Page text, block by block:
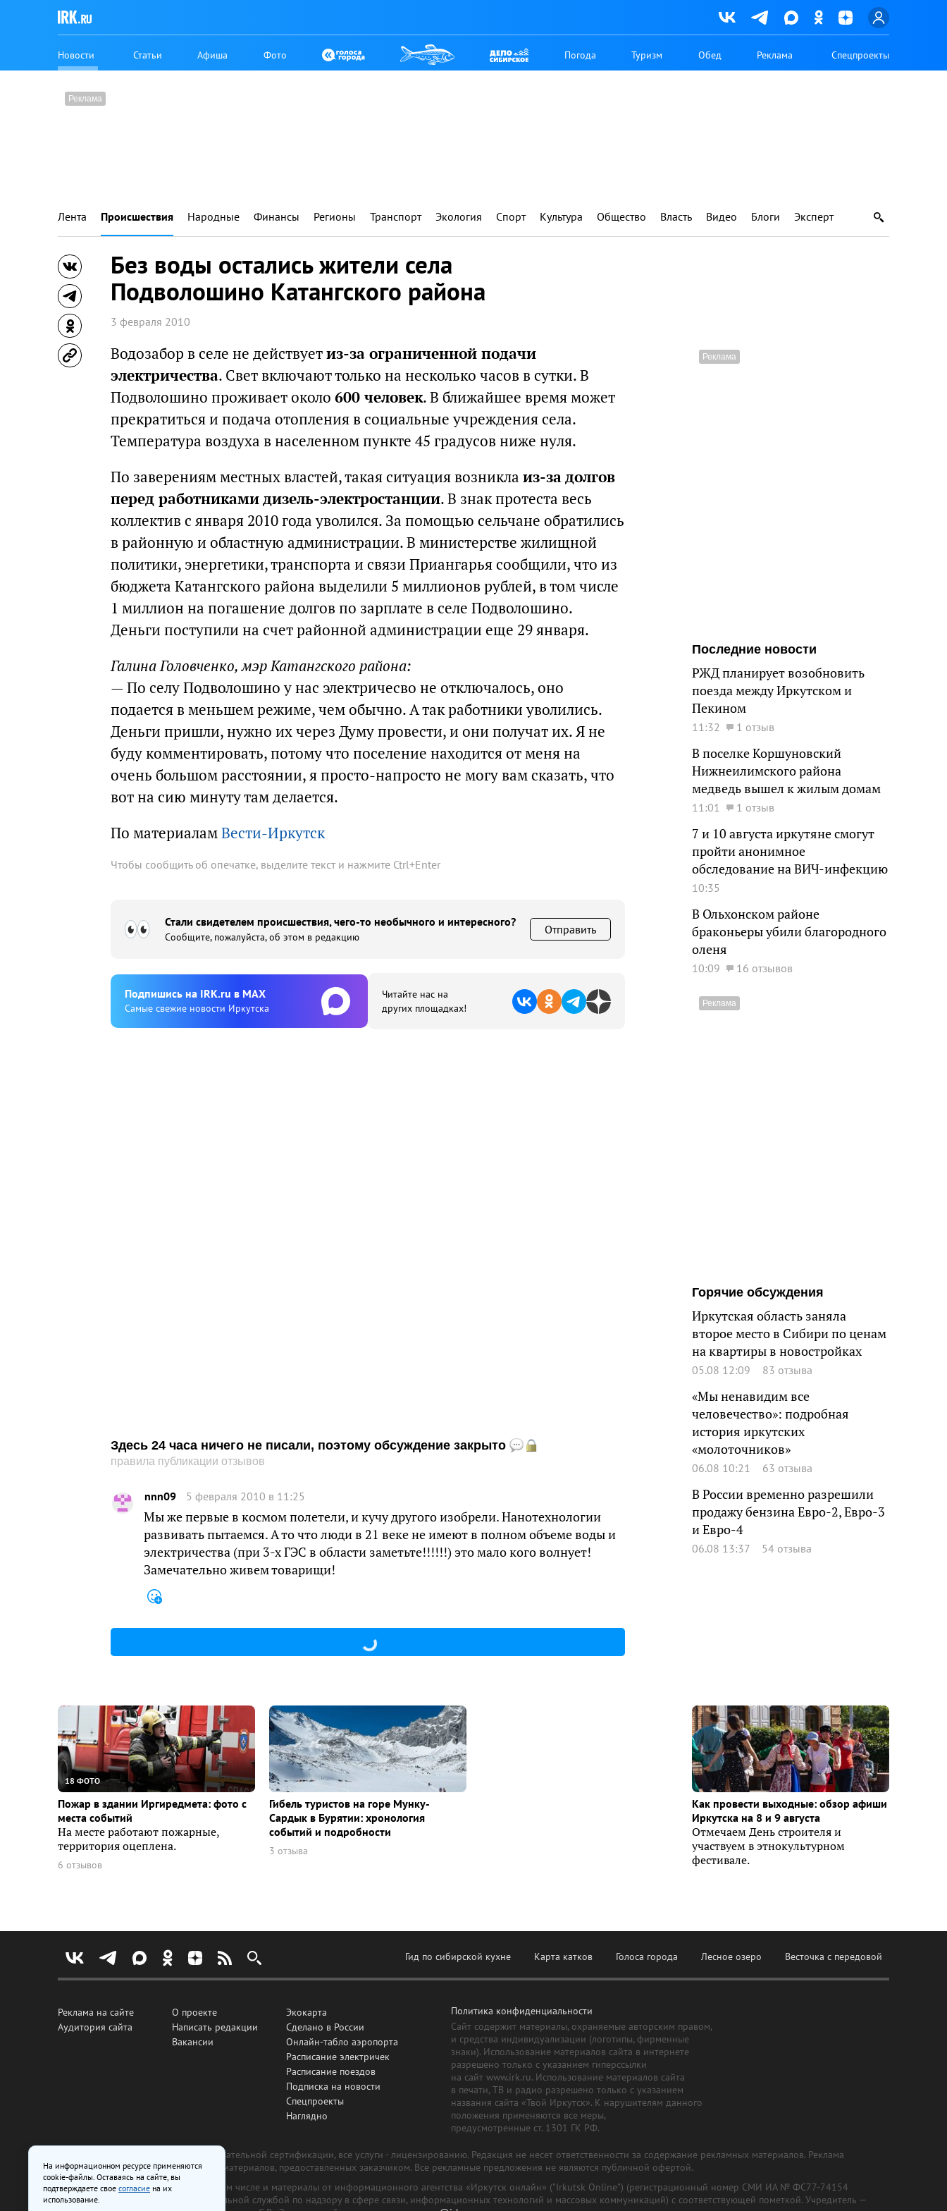
Новости Статьи Афиша Фото Погода Туризм Обед Реклама Спецпроекты
Лента Происшествия Народные Финансы Регионы Транспорт Экология Спорт Культура Общество Власть Видео Блоги Эксперт
Без воды остались жители села
Подволошино Катангского района
3 февраля 2010
Водозабор в селе не действуетиз-за ограниченной подачи
электричества. Свет включают только на несколько часов в сутки. В
Подволошино проживает около 600 человек. В ближайшее время может
прекратиться и подача отопления в социальные учреждения села.
Температура воздуха в населенном пункте 45 градусов ниже нуля.
По заверениям местных властей, такая ситуация возникла из-за долгов
перед работниками дизель-электростанции. В знак протеста весь
коллектив с января 2010 года уволился. За помощью сельчане обратились
в районную и областную администрации. В министерстве жилищной
политики, энергетики, транспорта и связи Приангарья сообщили, что из
бюджета Катангского района выделили 5 миллионов рублей, в том числе
1 миллион на погашение долгов по зарплате в селе Подволошино.
Деньги поступили на счет районной администрации еще 29 января.
Галина Головченко, мэр Катангского района:
— По селу Подволошино у нас электричесво не отключалось, оно
подается в меньшем режиме, чем обычно. А так работники уволились.
Деньги пришли, нужно их через Думу провести, и они получат их. Я не
буду комментировать, потому что поселение находится от меня на
очень большом расстоянии, я просто-напросто не могу вам сказать, что
вот на сию минуту там делается.
По материаламВести-Иркутск
Чтобы сообщить об опечатке, выделите текст и нажмите Ctrl+Enter
Стали свидетелем происшествия, чего-то необычного и интересного?
Сообщите, пожалуйста, об этом в редакцию
Отправить
Подпишиcь на IRK.ru в MAX
Cамые свежие новости Иркутска
Читайте нас на
других площадках!
Здесь 24 часа ничего не писали, поэтому обсуждение закрыто
правила публикации отзывов
nnn09 5 февраля 2010 в 11:25
Мы же первые в космом полетели, и кучу другого изобрели. Нанотехнологии
развивать пытаемся. А то что люди в 21 веке не имеют в полном объеме воды и
электричества (при 3-х ГЭС в области заметьте!!!!!!) это мало кого волнует!
Замечательно живем товарищи!
Последние новости
РЖД планирует возобновить
поезда между Иркутском и
Пекином
11:32 1 отзыв
В поселке Коршуновский
Нижнеилимского района
медведь вышел к жилым домам
11:01 1 отзыв
7 и 10 августа иркутяне смогут
пройти анонимное
обследование на ВИЧ-инфекцию
10:35
В Ольхонском районе
браконьеры убили благородного
оленя
10:09 16 отзывов
Горячие обсуждения
Иркутская область заняла
второе место в Сибири по ценам
на квартиры в новостройках
05.08 12:09 83 отзыва
«Мы ненавидим все
человечество»: подробная
история иркутских
«молоточников»
06.08 10:21 63 отзыва
В России временно разрешили
продажу бензина Евро-2, Евро-3
и Евро-4
06.08 13:37 54 отзыва
18 ФОТО
Пожар в здании Иргиредмета: фото с
места событий
На месте работают пожарные,
территория оцеплена.
6 отзывов
Гибель туристов на горе Мунку-
Сардык в Бурятии: хронология
событий и подробности
3 отзыва
Как провести выходные: обзор афиши
Иркутска на 8 и 9 августа
Отмечаем День строителя и
участвуем в этнокультурном
фестивале.
Гид по сибирской кухне Карта катков Голоса города Лесное озеро Весточка с передовой
Реклама на сайте
Аудитория сайта
О проекте
Написать редакции
Вакансии
Экокарта
Сделано в России
Онлайн-табло аэропорта
Расписание электричек
Расписание поездов
Подписка на новости
Спецпроекты
Наглядно
Политика конфиденциальности
Сайт содержит материалы, охраняемые авторским правом,
и средства индивидуализации (логотипы, фирменные
знаки). Использование материалов сайта в интернете
разрешено только с указанием гиперссылки
на сайт www.irk.ru. Использование материалов сайта
в печати, ТВ и радио разрешено только с указанием
названия сайта «Твой Иркутск». К нарушителям данного
положения применяются все меры,
предусмотренные ст. 1301 ГК РФ.
Все рекламные товары подлежат обязательной сертификации, все услуги - лицензированию. Редакция не несет ответственности за содержание рекламных материалов. Реклама
изготовлена и размещена на основе материалов, предоставленных заказчиком. Все рекламные предложения не являются публичной офертой.
На сайте www.irk.ru размещаются в том числе и материалы от информационного агентства «Иркутск онлайн» ("Irkutsk Online") (регистрационный номер СМИ ИА № ФС77-74154
от 29 октября 2018 г., выдан Федеральной службой по надзору в сфере связи, информационных технологий и массовых коммуникаций) с соответствующей пометкой. Учредитель —
На информационном ресурсе применяются
cookie-файлы. Оставаясь на сайте, вы
подтверждаете свое согласие на их
использование.